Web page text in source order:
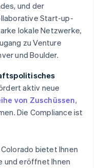
und der
Start-up-
lokale Netzwerke,
zu Venture
und Boulder.
aktiv neue
von Zuschüssen,
Die Compliance ist
bietet Ihnen
und eröffnet Ihnen